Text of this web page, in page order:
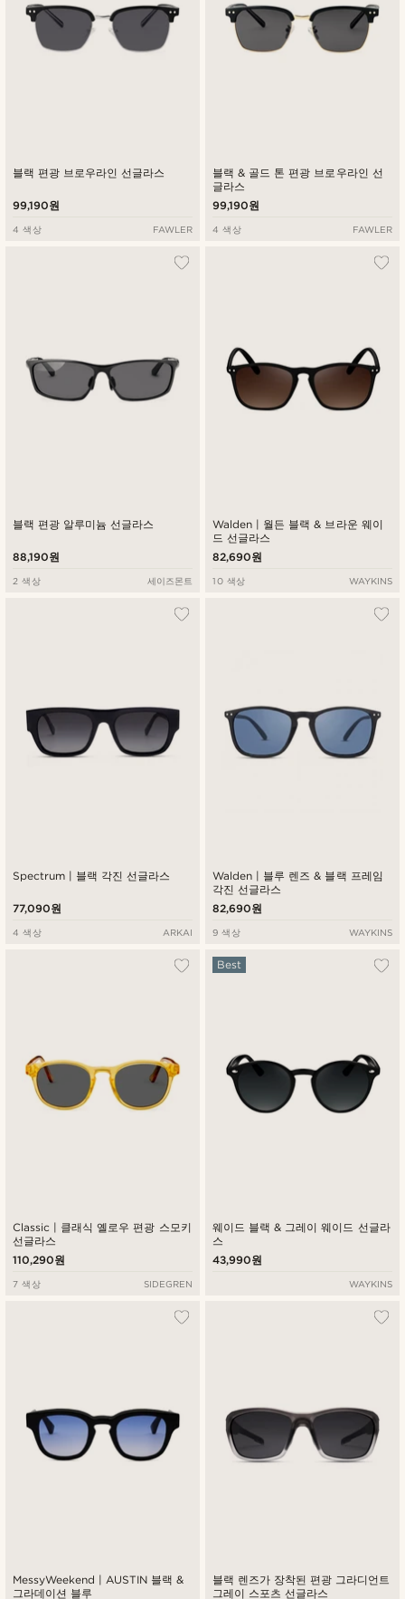
블랙 편광 브로우라인 선글라스
99,190원
4 색상 FAWLER
블랙 & 골드 톤 편광 브로우라인 선
글라스
99,190원
4 색상 FAWLER
블랙 편광 알루미늄 선글라스
88,190원
2 색상 세이즈몬트
Walden | 월든 블랙 & 브라운 웨이
드 선글라스
82,690원
10 색상 WAYKINS
Spectrum | 블랙 각진 선글라스
77,090원
4 색상 ARKAI
Walden | 블루 렌즈 & 블랙 프레임
각진 선글라스
82,690원
9 색상 WAYKINS
Classic | 클래식 옐로우 편광 스모키
선글라스
110,290원
7 색상 SIDEGREN
웨이드 블랙 & 그레이 웨이드 선글라
스
Best
43,990원
WAYKINS
MessyWeekend | AUSTIN 블랙 &
그라데이션 블루
블랙 렌즈가 장착된 편광 그라디언트
그레이 스포츠 선글라스